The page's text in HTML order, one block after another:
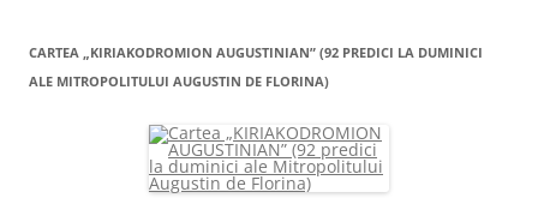
CARTEA „KIRIAKODROMION AUGUSTINIAN” (92 PREDICI LA DUMINICI
ALE MITROPOLITULUI AUGUSTIN DE FLORINA)